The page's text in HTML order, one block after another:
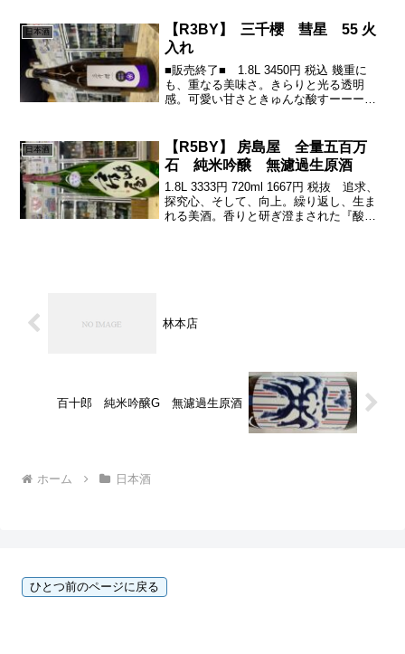
りがきゅん。【R4BY】 鳴海 ...
日本酒
【R3BY】 三千櫻 彗星 55 火
入れ
■販売終了■ 1.8L 3450円 税込 幾重に
も、重なる美味さ。きらりと光る透明
感。可愛い甘さときゅんな酸すーーーと
ーーっと、上品な甘み、可愛く心地よ
い。きゅ...
日本酒
【R5BY】 房島屋 全量五百万
石 純米吟醸 無濾過生原酒
1.8L 3333円 720ml 1667円 税抜 追求、
探究心、そして、向上。繰り返し、生ま
れる美酒。香りと研ぎ澄まされた『酸』
林本店
百十郎 純米吟醸G 無濾過生原酒
ホーム 日本酒